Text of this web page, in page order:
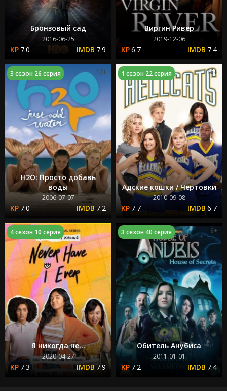
Бронзовый сад
2016-06-25
7.0 7.9
Виргин Ривер
2019-12-06
6.7 7.4
H2O: Просто добавь
воды
2006-07-07
7.0 7.2
3 сезон 26 серия 12+
Адские кошки / Чертовки
2010-09-08
7.7 6.7
1 сезон 22 серия 16+
Я никогда не...
2020-04-27
7.3 7.9
4 сезон 10 серия
Обитель Анубиса
2011-01-01
7.2 7.4
3 сезон 40 серия 6+